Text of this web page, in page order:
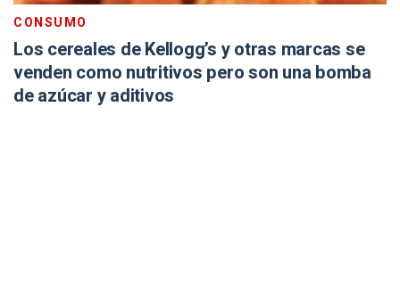
CONSUMO
Los cereales de Kellogg’s y otras marcas se
venden como nutritivos pero son una bomba
de azúcar y aditivos